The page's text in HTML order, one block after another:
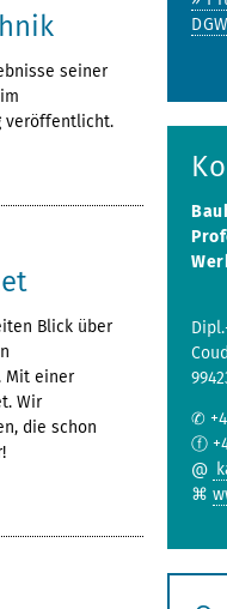
seiner
veröffentlicht.
Blick über
Mit einer
Wir
die schon
✆
ⓕ
@
⌘